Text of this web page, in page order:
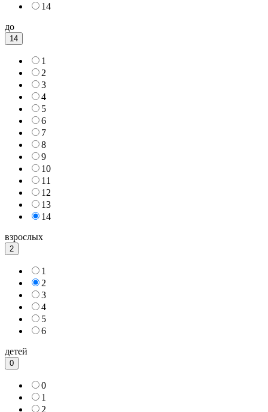
14
до
14
1
2
3
4
5
6
7
8
9
10
11
12
13
14
взрослых
2
1
2
3
4
5
6
детей
0
0
1
2